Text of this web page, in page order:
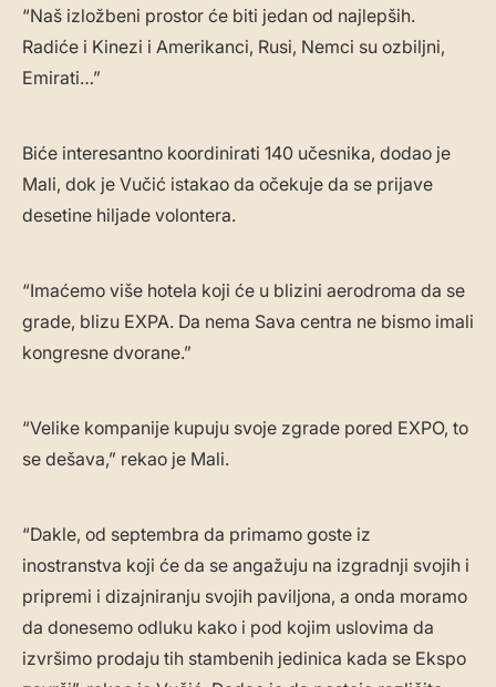
“Naš izložbeni prostor će biti jedan od najlepših.
Radiće i Kinezi i Amerikanci, Rusi, Nemci su ozbiljni,
Emirati…”
Biće interesantno koordinirati 140 učesnika, dodao je
Mali, dok je Vučić istakao da očekuje da se prijave
desetine hiljade volontera.
“Imaćemo više hotela koji će u blizini aerodroma da se
grade, blizu EXPA. Da nema Sava centra ne bismo imali
kongresne dvorane.”
“Velike kompanije kupuju svoje zgrade pored EXPO, to
se dešava,” rekao je Mali.
“Dakle, od septembra da primamo goste iz
inostranstva koji će da se angažuju na izgradnji svojih i
pripremi i dizajniranju svojih paviljona, a onda moramo
da donesemo odluku kako i pod kojim uslovima da
izvršimo prodaju tih stambenih jedinica kada se Ekspo